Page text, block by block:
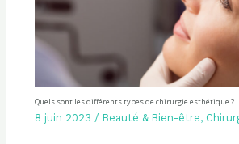
Quels sont les différents types de chirurgie esthétique ?
8 juin 2023 / Beauté & Bien-être,